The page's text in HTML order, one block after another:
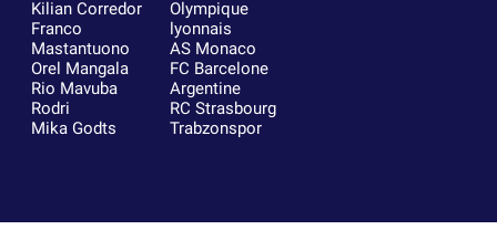
Kilian Corredor
Franco
Mastantuono
Orel Mangala
Rio Mavuba
Rodri
Mika Godts
Olympique
lyonnais
AS Monaco
FC Barcelone
Argentine
RC Strasbourg
Trabzonspor